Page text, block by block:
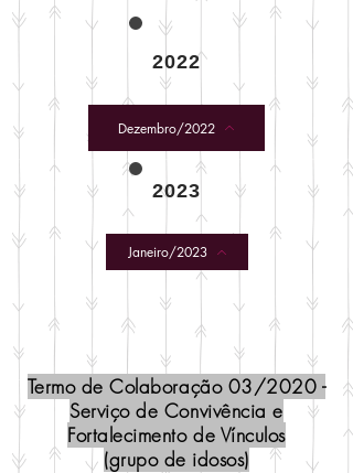
2022
Dezembro/2022
2023
Janeiro/2023
Termo de Colaboração 03/2020 -
Serviço de Convivência e
Fortalecimento de Vínculos
(grupo de idosos)